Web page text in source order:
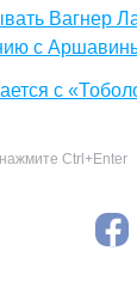
Вагнер
с
с
Ctrl+Enter